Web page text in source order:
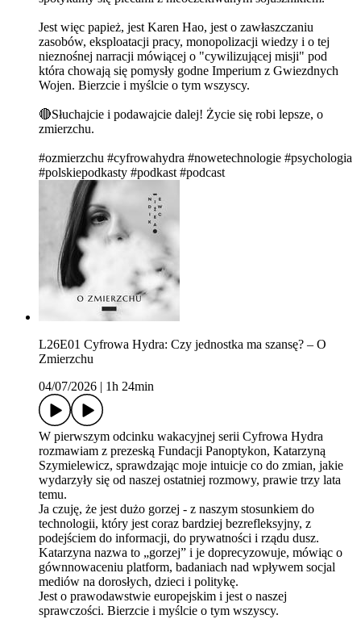
Jest więc papież, jest Karen Hao, jest o zawłaszczaniu
zasobów, eksploatacji pracy, monopolizacji wiedzy i o tej
nieznośnej narracji mówiącej o "cywilizującej misji" pod
która chowają się pomysły godne Imperium z Gwiezdnych
Wojen. Bierzcie i myślcie o tym wszyscy.
🔴Słuchajcie i podawajcie dalej! Życie się robi lepsze, o
zmierzchu.
#ozmierzchu #cyfrowahydra #nowetechnologie #psychologia
#polskiepodkasty #podkast #podcast
L26E01 Cyfrowa Hydra: Czy jednostka ma szansę? – O
Zmierzchu
04/07/2026
1h 24min
W pierwszym odcinku wakacyjnej serii Cyfrowa Hydra
rozmawiam z prezeską Fundacji Panoptykon, Katarzyną
Szymielewicz, sprawdzając moje intuicje co do zmian, jakie
wydarzyły się od naszej ostatniej rozmowy, prawie trzy lata
temu.
Ja czuję, że jest dużo gorzej - z naszym stosunkiem do
technologii, który jest coraz bardziej bezrefleksyjny, z
podejściem do informacji, do prywatności i rządu dusz.
Katarzyna nazwa to „gorzej” i je doprecyzowuje, mówiąc o
gównnowaceniu platform, badaniach nad wpływem socjal
mediów na dorosłych, dzieci i politykę.
Jest o prawodawstwie europejskim i jest o naszej
sprawczości. Bierzcie i myślcie o tym wszyscy.